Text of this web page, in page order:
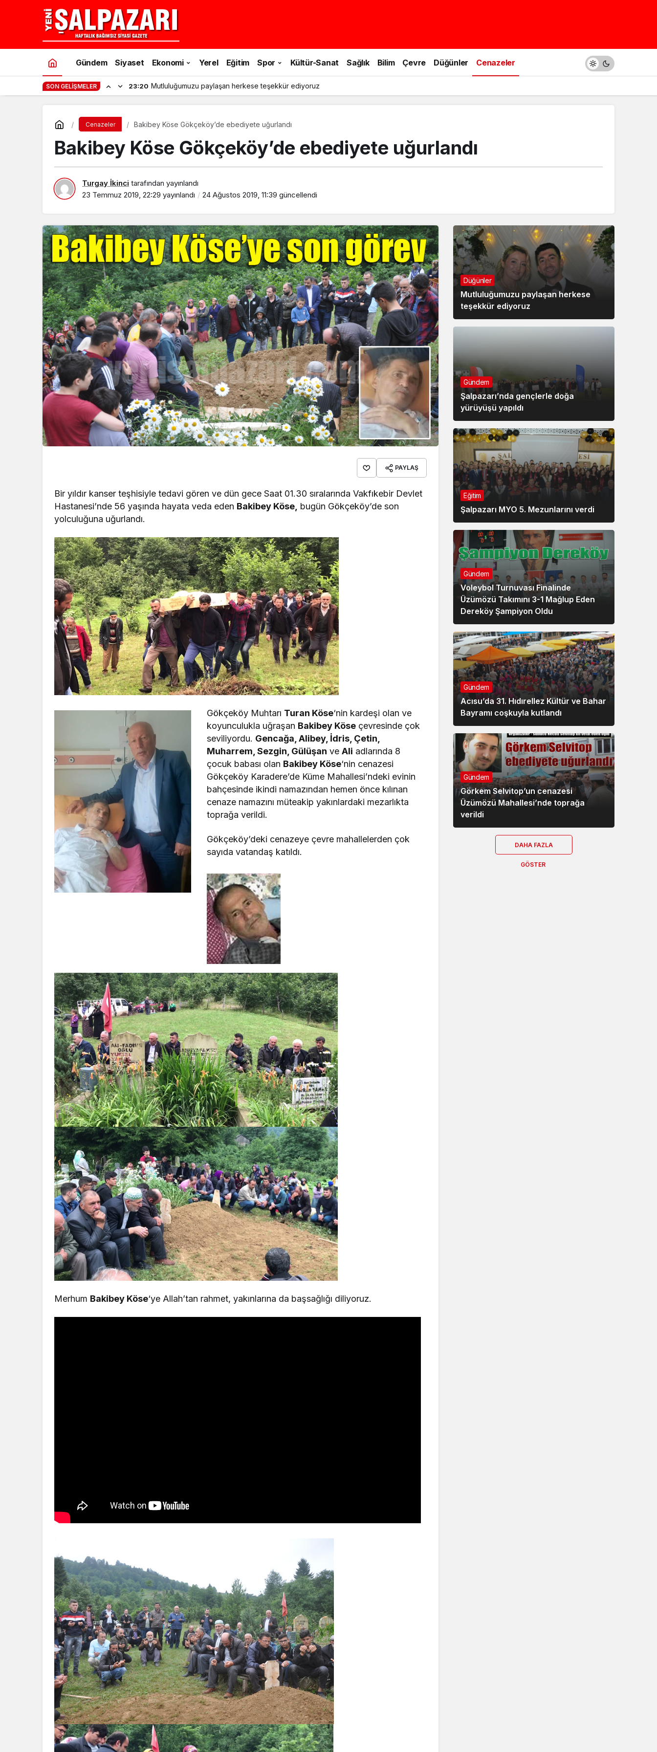
Gündem Siyaset Ekonomi Yerel Eğitim Spor Kültür-Sanat Sağlık Bilim Çevre Düğünler Cenazeler
SON GELIŞMELER 11:53 Şalpazarı’nda gençlerle doğa yürüyüşü yapıldı
Cenazeler Bakibey Köse Gökçeköy’de ebediyete uğurlandı
Bakibey Köse Gökçeköy’de ebediyete uğurlandı
Turgay İkinci tarafından yayınlandı
23 Temmuz 2019, 22:29 yayınlandı 24 Ağustos 2019, 11:39 güncellendi
PAYLAŞ
Bir yıldır kanser teşhisiyle tedavi gören ve dün gece Saat 01.30 sıralarında Vakfıkebir Devlet
Hastanesi’nde 56 yaşında hayata veda eden Bakibey Köse, bugün Gökçeköy’de son
yolculuğuna uğurlandı.
Gökçeköy Muhtarı Turan Köse‘nin kardeşi olan ve
koyunculukla uğraşan Bakibey Köseçevresinde çok
seviliyordu. Gencağa, Alibey, İdris, Çetin,
Muharrem, Sezgin, Gülüşan ve Ali adlarında 8
çocuk babası olan Bakibey Köse‘nin cenazesi
Gökçeköy Karadere’de Küme Mahallesi’ndeki evinin
bahçesinde ikindi namazından hemen önce kılınan
cenaze namazını müteakip yakınlardaki mezarlıkta
toprağa verildi.
Gökçeköy’deki cenazeye çevre mahallelerden çok
sayıda vatandaş katıldı.
Merhum Bakibey Köse‘ye Allah’tan rahmet, yakınlarına da başsağlığı diliyoruz.
Düğünler
Mutluluğumuzu paylaşan herkese
teşekkür ediyoruz
Gündem
Şalpazarı’nda gençlerle doğa
yürüyüşü yapıldı
Eğitim
Şalpazarı MYO 5. Mezunlarını verdi
Gündem
Voleybol Turnuvası Finalinde
Üzümözü Takımını 3-1 Mağlup Eden
Dereköy Şampiyon Oldu
Gündem
Acısu’da 31. Hıdırellez Kültür ve Bahar
Bayramı coşkuyla kutlandı
Gündem
Görkem Selvitop’un cenazesi
Üzümözü Mahallesi’nde toprağa
verildi
DAHA FAZLA
GÖSTER